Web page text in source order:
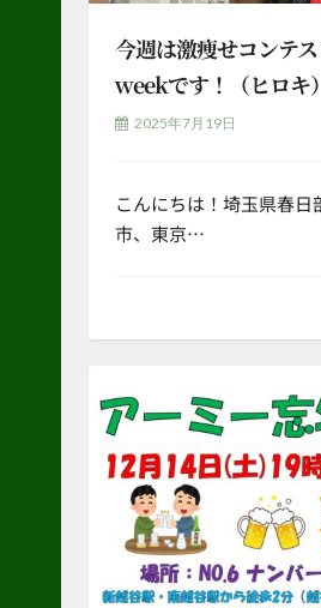
今週は激痩せコンテ
weekです！（ヒロキ）
2025年7月19日
こんにちは！埼玉県春日
市、東京…